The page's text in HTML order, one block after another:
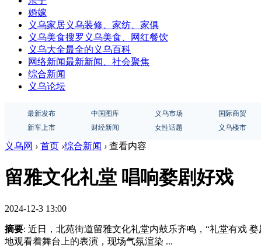
婚嫁
义乌家居义乌装修、家纺、家俱
义乌美食搜罗义乌美食、网红餐饮
义乌大全最全的义乌百科
网络新闻最新新闻、社会聚焦
综合新闻
义乌论坛
最新发布 中国图库 义乌市场 国际商贸
新车上市
财经新闻 女性话题 义乌楼市
义乌网 › 首页 ›综合新闻 › 查看内容
留雅文化礼堂 唱响婺剧好戏
2024-12-3 13:00
摘要: 近日，北苑街道留雅文化礼堂内鼓乐齐鸣，“礼堂有戏
地观看着舞台上的表演，现场气氛渲染 ...